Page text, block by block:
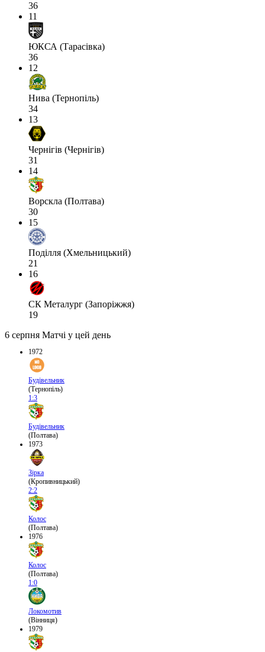
36
11
ЮКСА (Тарасівка)
36
12
Нива (Тернопіль)
34
13
Чернігів (Чернігів)
31
14
Ворскла (Полтава)
30
15
Поділля (Хмельницький)
21
16
СК Металург (Запоріжжя)
19
6 серпня Матчі у цей день
1972
Будівельник
(Тернопіль)
1:3
Будівельник
(Полтава)
1973
Зірка
(Кропивницький)
2:2
Колос
(Полтава)
1976
Колос
(Полтава)
1:0
Локомотив
(Вінниця)
1979